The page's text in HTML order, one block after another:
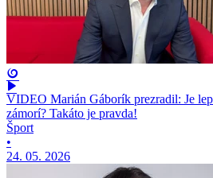
VIDEO Marián Gáborík prezradil: Je
zámorí? Takáto je pravda!
Šport
•
24. 05. 2026